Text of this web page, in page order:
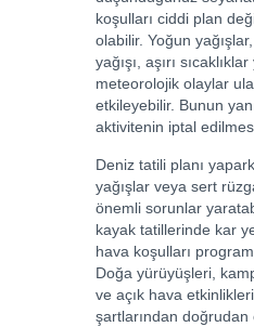
koşulları ciddi plan
olabilir. Yoğun
yağışı, aşırı
meteorolojik olaylar
etkileyebilir. Bunun
aktivitenin iptal
Deniz tatili planı
yağışlar veya sert
önemli sorunlar
kayak tatillerinde kar
hava koşulları
Doğa yürüyüşleri,
ve açık hava
şartlarından